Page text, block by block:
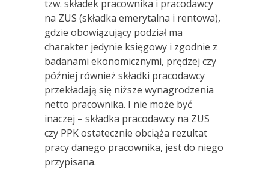
tzw. składek pracownika i pracodawcy
na ZUS (składka emerytalna i rentowa),
gdzie obowiązujący podział ma
charakter jedynie księgowy i zgodnie z
badanami ekonomicznymi, prędzej czy
później również składki pracodawcy
przekładają się niższe wynagrodzenia
netto pracownika. I nie może być
inaczej – składka pracodawcy na ZUS
czy PPK ostatecznie obciąża rezultat
pracy danego pracownika, jest do niego
przypisana.